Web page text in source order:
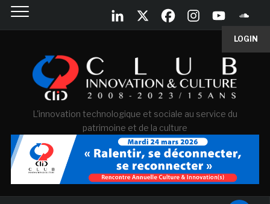
LOGIN
L'innovation technologique et sociale au service du
patrimoine et de la culture